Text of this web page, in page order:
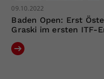
09.10.2022
Baden Open: Erst
Graski im ersten ITF-